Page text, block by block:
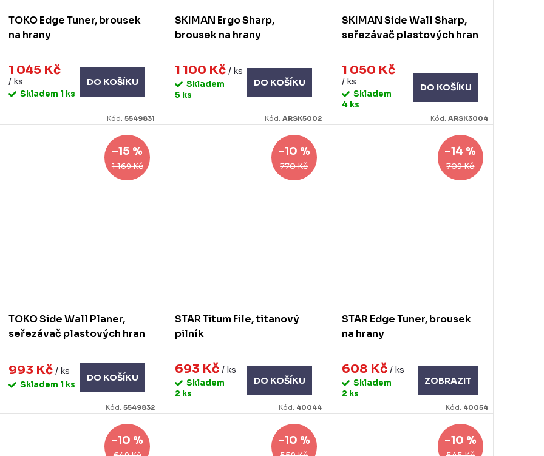
TOKO Edge Tuner, brousek
na hrany
1 045 Kč
/ ks
Skladem 1 ks
DO KOŠÍKU
Kód:5549831
SKIMAN Ergo Sharp,
brousek na hrany
1 100 Kč/ ks
Skladem
5 ks
DO KOŠÍKU
Kód: ARSK5002
SKIMAN Side Wall Sharp,
seřezávač plastových hran
1 050 Kč
/ ks
Skladem
4 ks
DO KOŠÍKU
Kód: ARSK3004
1 169 Kč
–15 %
TOKO Side Wall Planer,
seřezávač plastových hran
993 Kč / ks
Skladem 1 ks
DO KOŠÍKU
Kód:5549832
770 Kč
–10 %
STAR Titum File, titanový
pilník
693 Kč/ ks
Skladem
2 ks
DO KOŠÍKU
Kód: 40044
709 Kč
–14 %
STAR Edge Tuner, brousek
na hrany
608 Kč / ks
Skladem
2 ks
ZOBRAZIT
Kód: 40054
–10 % –10 % –10 %